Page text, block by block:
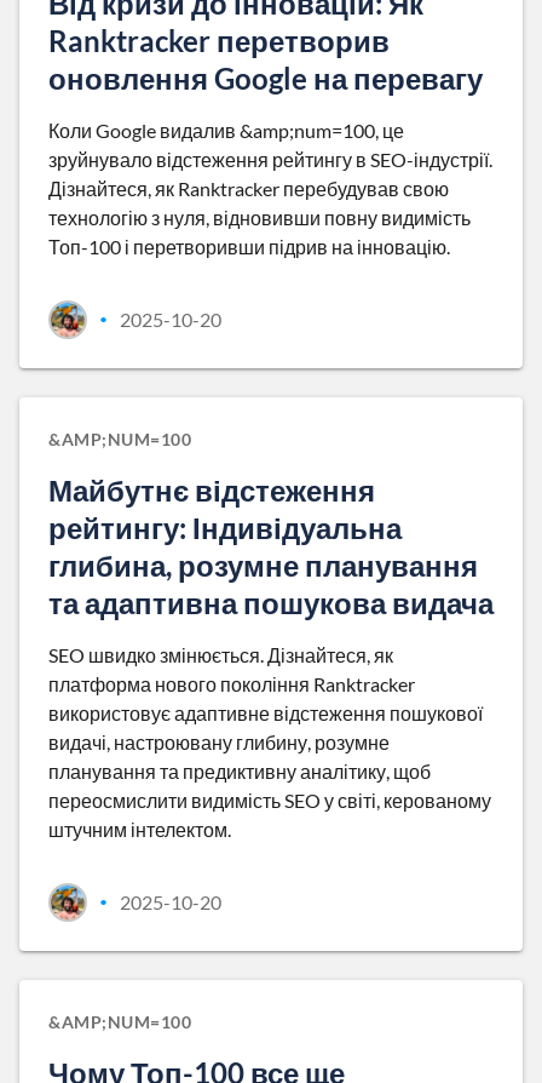
Ranktracker перетворив
оновлення Google на перевагу
Коли Google видалив &amp;num=100, це
зруйнувало відстеження рейтингу в SEO-індустрії.
Дізнайтеся, як Ranktracker перебудував свою
технологію з нуля, відновивши повну видимість
Топ-100 і перетворивши підрив на інновацію.
• 2025-10-20
&AMP;NUM=100
Майбутнє відстеження
рейтингу: Індивідуальна
глибина, розумне планування
та адаптивна пошукова видача
SEO швидко змінюється. Дізнайтеся, як
платформа нового покоління Ranktracker
використовує адаптивне відстеження пошукової
видачі, настроювану глибину, розумне
планування та предиктивну аналітику, щоб
переосмислити видимість SEO у світі, керованому
штучним інтелектом.
• 2025-10-20
&AMP;NUM=100
Чому Топ-100 все ще